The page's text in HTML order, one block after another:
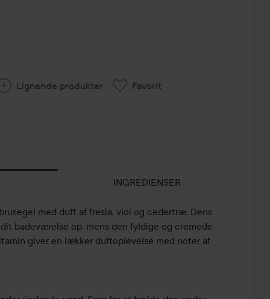
Lignende produkter Favorit
INGREDIENSER
med duft af fresia, viol og cedertræ. Dens
badeværelse op, mens den fyldige og cremede
giver en lækker duftoplevelse med noter af